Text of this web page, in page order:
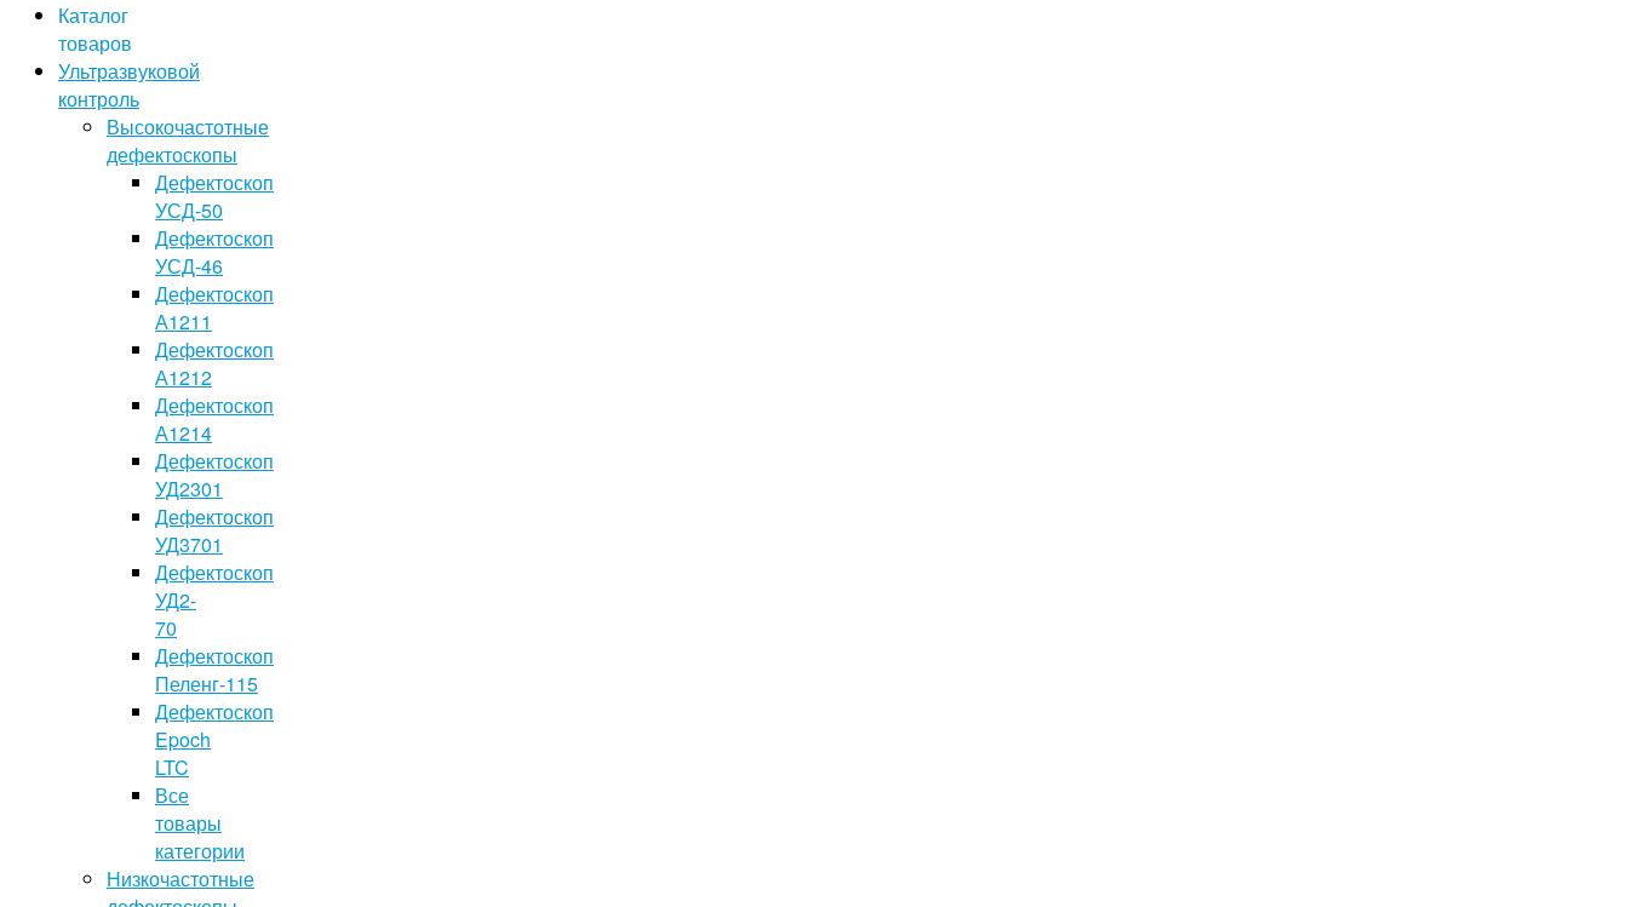
Каталог
товаров
Ультразвуковой
контроль
Высокочастотные
дефектоскопы
Дефектоскоп
УСД-50
Дефектоскоп
УСД-46
Дефектоскоп
А1211
Дефектоскоп
А1212
Дефектоскоп
А1214
Дефектоскоп
УД2301
Дефектоскоп
УД3701
Дефектоскоп
УД2-
70
Дефектоскоп
Пеленг-115
Дефектоскоп
Epoch
LTC
Все
товары
категории
Низкочастотные